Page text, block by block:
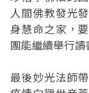
人間佛教發光
身慧命之家，
團能繼續舉行讀
最後妙光法師